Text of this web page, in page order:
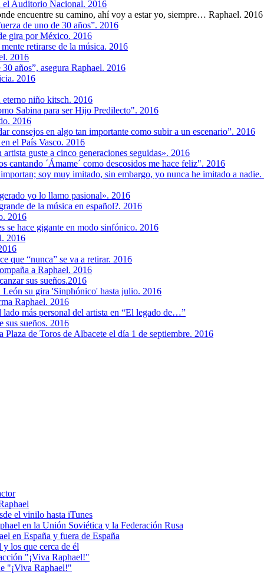
el Auditorio Nacional. 2016
encuentre su camino, ahí voy a estar yo, siempre… Raphael. 2016
de uno de 30 años”. 2016
gira por México. 2016
retirarse de la música. 2016
2016
años”, asegura Raphael. 2016
2016
niño kitsch. 2016
Sabina para ser Hijo Predilecto". 2016
2016
consejos en algo tan importante como subir a un escenario”. 2016
el País Vasco. 2016
guste a cinco generaciones seguidas». 2016
cantando ´Ámame´ como descosidos me hace feliz". 2016
soy muy imitado, sin embargo, yo nunca he imitado a nadie.
yo lo llamo pasional». 2016
de la música en español?. 2016
2016
se hace gigante en modo sinfónico. 2016
2016
que “nunca” se va a retirar. 2016
a Raphael. 2016
sus sueños.2016
León su gira 'Sinphónico' hasta julio. 2016
Raphael. 2016
más personal del artista en “El legado de…”
sus sueños. 2016
Plaza de Toros de Albacete el día 1 de septiembre. 2016
el vinilo hasta iTunes
en la Unión Soviética y la Federación Rusa
en España y fuera de España
los que cerca de él
"¡Viva Raphael!"
"¡Viva Raphael!"